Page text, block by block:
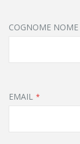
COGNOME NOME
EMAIL